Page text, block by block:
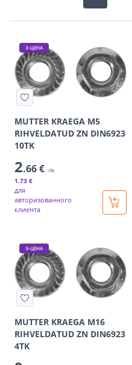
Э-ЦЕНА
MUTTER KRAEGA M5
RIHVELDATUD ZN DIN6923
10TK
2.66 € /tk
1.73 €
для
авторизованного
клиента
Э-ЦЕНА
MUTTER KRAEGA M16
RIHVELDATUD ZN DIN6923
4TK